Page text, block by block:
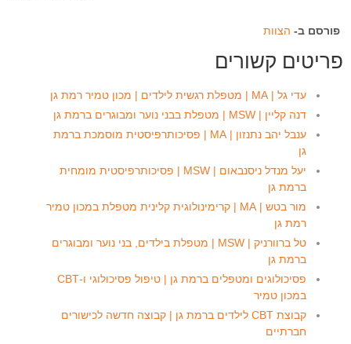
פורסם ב- הצוות
פריטים קשורים
עדי גל | MA | מטפלת רגשית לילדים | מכון טמיר רמת גן
דנה קליין | MSW | מטפלת בבני נוער ומבוגרים ברמת גן
ענבל יהב נתנזון | MA | פסיכותרפיסטית מוסמכת ברמת
גן
יעל מנדל ניסנבאום | MSW | פסיכותרפיסטית מומחית
ברמת גן
מור בטש | MA | קרימינולוגית קלינית מטפלת במכון טמיר
רמת גן
טל ברוורניק | MSW | מטפלת בילדים, בני נוער ומבוגרים
ברמת גן
פסיכולוגים ומטפלים ברמת גן | טיפול פסיכולוגי ו-CBT
במכון טמיר
קבוצת CBT לילדים ברמת גן | קבוצה חדשה לכישורים
חברתיים